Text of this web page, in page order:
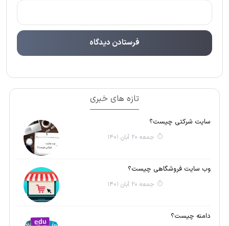
تازه های خبری
سایت شرکتی چیست؟
جمعه 20 آبان 1401
وب سایت فروشگاهی چیست؟
جمعه 20 آبان 1401
دامنه چیست؟